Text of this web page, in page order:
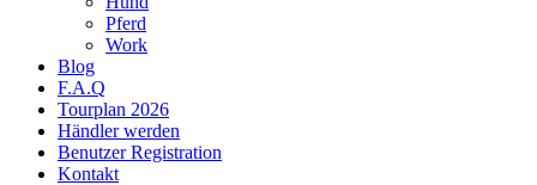
Pferd
Work
Blog
F.A.Q
Tourplan 2026
Händler werden
Benutzer Registration
Kontakt